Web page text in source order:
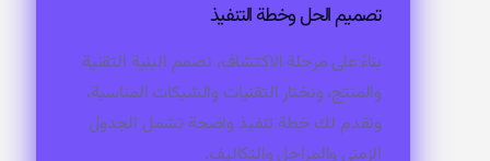
تصميم الحل وخطة التنفيذ
بناءً على مرحلة الاكتشاف، نصمم البنية التقنية
والمنتج، ونختار التقنيات والشبكات المناسبة،
ونقدم لك خطة تنفيذ واضحة تشمل الجدول
الزمني والمراحل والتكاليف.